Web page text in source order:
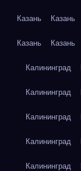
Казань Казань
Казань Казань
Калининград
Калининград
Калининград
Калининград
Калининград